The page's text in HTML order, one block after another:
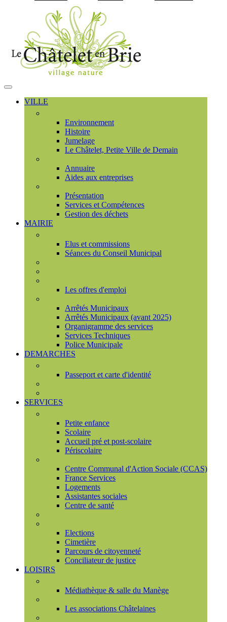
MENU
PRINCIPAL
VILLE
Environnement
Histoire
Jumelage
Le Châtelet, Petite Ville de Demain
Annuaire
Aides aux entreprises
Présentation
Services et Compétences
Gestion des déchets
MAIRIE
Elus et commissions
Séances du Conseil Municipal
Les offres d'emploi
Arrêtés Municipaux
Arrêtés Municipaux (avant 2025)
Organigramme des services
Services Techniques
Police Municipale
DEMARCHES
Passeport et carte d'identité
SERVICES
Petite enfance
Scolaire
Accueil pré et post-scolaire
Périscolaire
Centre Communal d'Action Sociale (CCAS)
France Services
Logements
Assistantes sociales
Centre de santé
Elections
Cimetière
Parcours de citoyenneté
Conciliateur de justice
LOISIRS
Médiathèque & salle du Manège
Les associations Châtelaines